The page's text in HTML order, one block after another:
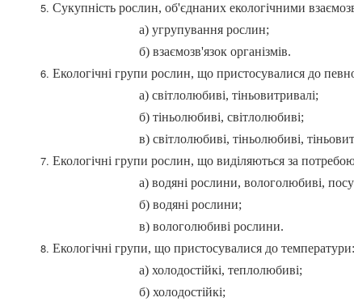
Сукупність рослин, об'єднаних екологічними
а) угрупування рослин;
б) взаємозв'язок організмів.
Екологічні групи рослин, що пристосувалися до
а) світлолюбиві, тіньовитривалі;
б) тіньолюбиві, світлолюбиві;
в) світлолюбиві, тіньолюбиві,
Екологічні групи рослин, що виділяються за
а) водяні рослини, вологолюбиві,
б) водяні рослини;
в) вологолюбиві рослини.
Екологічні групи, що пристосувалися до температури:
а) холодостійкі, теплолюбиві;
б) холодостійкі;